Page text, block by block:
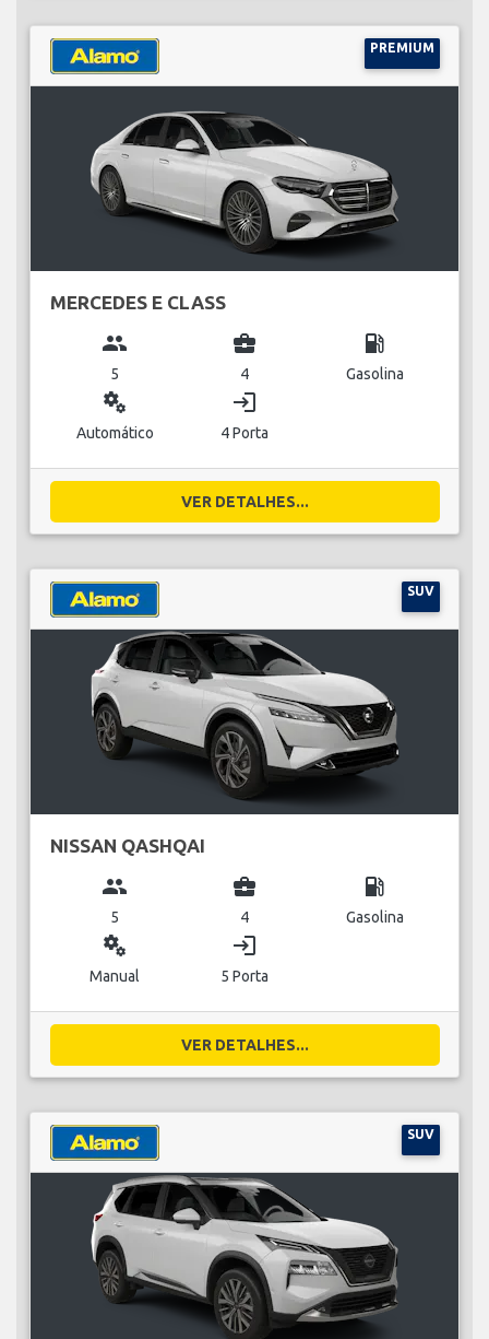
PREMIUM
MERCEDES E CLASS
group
5
business_center
4
local_gas_station
Gasolina
miscellaneous_services
Automático
login
4 Porta
VER DETALHES...
SUV
NISSAN QASHQAI
group
5
business_center
4
local_gas_station
Gasolina
miscellaneous_services
Manual
login
5 Porta
VER DETALHES...
SUV